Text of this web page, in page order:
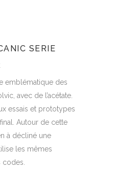
SERIE
prix :
15,00€
à
30,00€
emblématique des
avec de l’acétate.
essais et prototypes
Autour de cette
à décliné une
les mêmes